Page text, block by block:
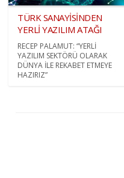
TÜRK SANAYİSİNDEN
YERLİ YAZILIM ATAĞI
RECEP PALAMUT: “YERLİ
YAZILIM SEKTÖRÜ OLARAK
DÜNYA İLE REKABET ETMEYE
HAZIRIZ”